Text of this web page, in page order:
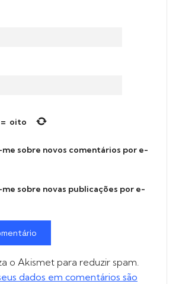
= oito
sobre novos comentários por e-
sobre novas publicações por e-
o Akismet para reduzir spam.
dados em comentários são